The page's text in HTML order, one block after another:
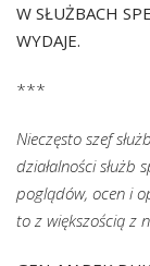
W SŁUŻBACH
WYDAJE.
***
Nieczęsto szef
działalności służb
poglądów, ocen i
to z większością z